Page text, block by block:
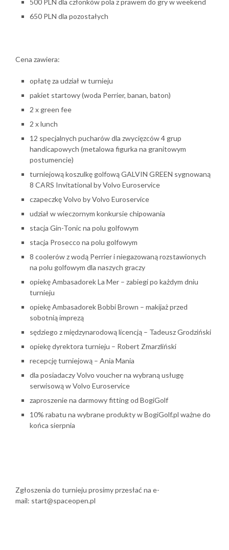
500 PLN dla członków pola z prawem do gry w weekend
650 PLN dla pozostałych
Cena zawiera:
opłatę za udział w turnieju
pakiet startowy (woda Perrier, banan, baton)
2 x green fee
2 x lunch
12 specjalnych pucharów dla zwycięzców 4 grup
handicapowych (metalowa figurka na granitowym
postumencie)
turniejową koszulkę golfową GALVIN GREEN sygnowaną
8 CARS Invitational by Volvo Euroservice
czapeczkę Volvo by Volvo Euroservice
udział w wieczornym konkursie chipowania
stacja Gin-Tonic na polu golfowym
stacja Prosecco na polu golfowym
8 coolerów z wodą Perrier i niegazowaną rozstawionych
na polu golfowym dla naszych graczy
opiekę Ambasadorek La Mer – zabiegi po każdym dniu
turnieju
opiekę Ambasadorek Bobbi Brown – makijaż przed
sobotnią imprezą
sędziego z międzynarodową licencją – Tadeusz Grodziński
opiekę dyrektora turnieju – Robert Zmarzliński
recepcję turniejową – Ania Mania
dla posiadaczy Volvo voucher na wybraną usługę
serwisową w Volvo Euroservice
zaproszenie na darmowy fitting od BogiGolf
10% rabatu na wybrane produkty w BogiGolf.pl ważne do
końca sierpnia
Zgłoszenia do turnieju prosimy przesłać na e-
mail: start@spaceopen.pl